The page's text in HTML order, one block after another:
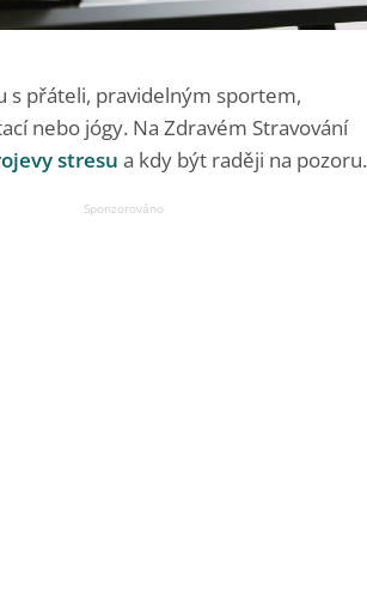
s přáteli, pravidelným sportem,
nebo jógy. Na Zdravém Stravování
stresu a kdy být raději na pozoru.